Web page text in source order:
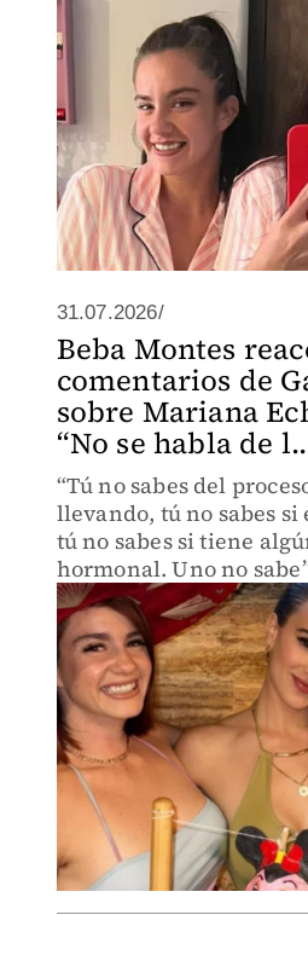
31.07.2026/
Beba Montes
comentarios de
sobre Mariana
“No se habla de
“Tú no sabes del
llevando, tú no sabes
tú no sabes si tiene
hormonal. Uno no
Montes tras ser
aspecto físico de las